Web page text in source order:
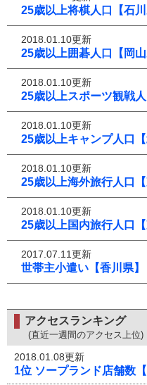
25歳以上将棋人口【石川
2018.01.10更新
25歳以上囲碁人口【岡山
2018.01.10更新
25歳以上スポーツ観戦人
2018.01.10更新
25歳以上キャンプ人口【
2018.01.10更新
25歳以上海外旅行人口【
2018.01.10更新
25歳以上国内旅行人口【
2017.07.11更新
世帯主小遣い【香川県】
アクセスランキング
(直近一週間のアクセス上位)
2018.01.08更新
1位 ソープランド店舗数【